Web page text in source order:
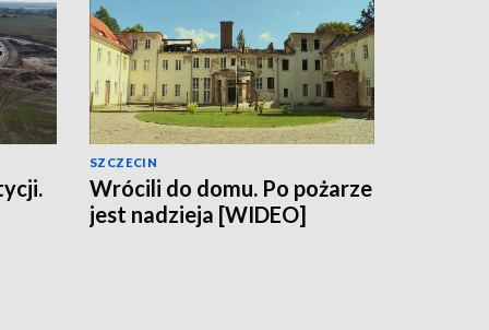
SZCZECIN
Wrócili do domu. Po pożarze
jest nadzieja [WIDEO]